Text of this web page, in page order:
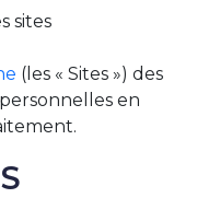
sites
(les « Sites ») des
en